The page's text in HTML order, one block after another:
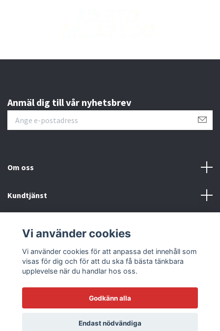
Anmäl dig till vår nyhetsbrev
Om oss
Kundtjänst
Sociala medier
© 2026 Racetrack by Bilmodecenter - EST 1979
Vi använder cookies
Vi använder cookies för att anpassa det innehåll som
visas för dig och för att du ska få bästa tänkbara
upplevelse när du handlar hos oss.
Godkänn alla
Endast nödvändiga